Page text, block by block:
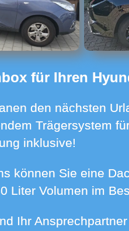
für Ihren
Trägersystem
inklusive!
Liter Volumen im